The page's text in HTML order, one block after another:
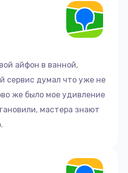
айфон в ванной,
сервис думал что уже не
же было мое удивление
мастера знают